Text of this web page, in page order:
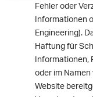
Fehler oder
Informationen
Engineering).
Haftung für
Informationen,
oder im Namen
Website